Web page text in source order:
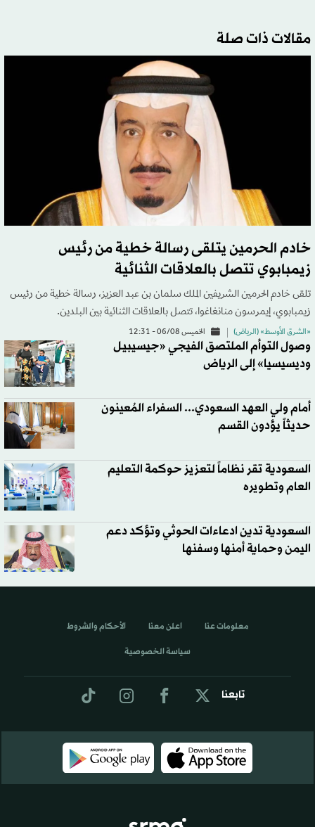
مقالات ذات صلة
خادم الحرمين يتلقى رسالة خطية من رئيس
زيمبابوي تتصل بالعلاقات الثنائية
تلقى خادم الحرمين الشريفين الملك سلمان بن عبد العزيز، رسالة خطية من رئيس
زيمبابوي، إيمرسون منانغاغوا، تتصل بالعلاقات الثنائية بين البلدين.
«الشرق الأوسط» (الرياض) الخميس 06/08 - 12:31
وصول التوأم الملتصق الفيجي «جيسيبيل
وديسيسيا» إلى الرياض
أمام ولي العهد السعودي... السفراء المُعينون
حديثاً يؤدون القسم
السعودية تقر نظاماً لتعزيز حوكمة التعليم
العام وتطويره
السعودية تدين ادعاءات الحوثي وتؤكد دعم
اليمن وحماية أمنها وسفنها
تابعنا
معلومات عنا اعلن معنا الأحكام والشروط
سياسة الخصوصية